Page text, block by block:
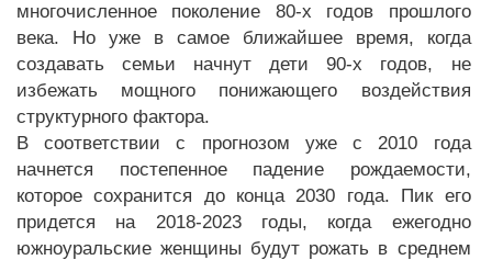
многочисленное поколение 80-х годов прошлого
века. Но уже в самое ближайшее время, когда
создавать семьи начнут дети 90-х годов, не
избежать мощного понижающего воздействия
структурного фактора.
В соответствии с прогнозом уже с 2010 года
начнется постепенное падение рождаемости,
которое сохранится до конца 2030 года. Пик его
придется на 2018-2023 годы, когда ежегодно
южноуральские женщины будут рожать в среднем